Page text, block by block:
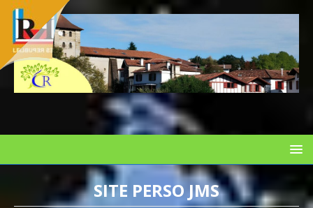
SITE PERSO JMS